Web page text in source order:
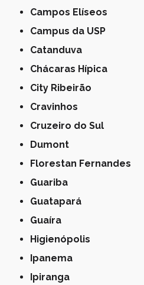
Campos Elíseos
Campus da USP
Catanduva
Chácaras Hípica
City Ribeirão
Cravinhos
Cruzeiro do Sul
Dumont
Florestan Fernandes
Guariba
Guatapará
Guaíra
Higienópolis
Ipanema
Ipiranga